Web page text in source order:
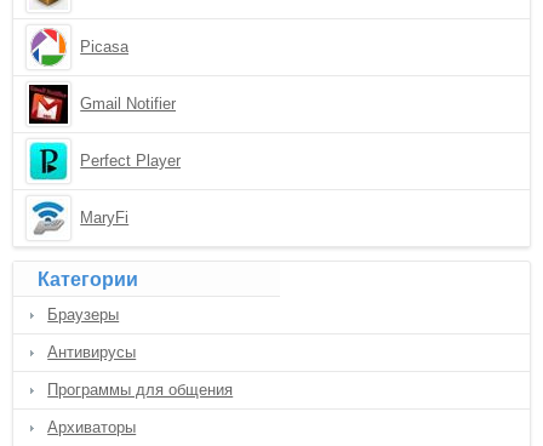
Picasa
Gmail Notifier
Perfect Player
MaryFi
Категории
Браузеры
Антивирусы
Программы для общения
Архиваторы